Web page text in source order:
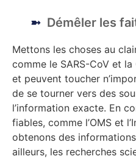
Démêler les
Mettons les choses au
comme le SARS-CoV et
et peuvent toucher
de se tourner vers des
l’information exacte. En
fiables, comme l’OMS et
obtenons des
ailleurs, les recherches